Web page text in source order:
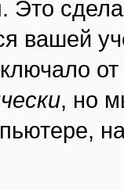
Это
вашей
, но